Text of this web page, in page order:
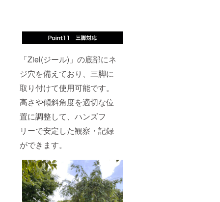
「Ziel(ジール)」の底部にネ
ジ穴を備えており、三脚に
取り付けて使用可能です。
高さや傾斜角度を適切な位
置に調整して、ハンズフ
リーで安定した観察・記録
ができます。